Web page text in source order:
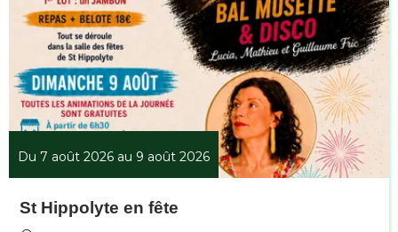
Du 7 août 2026 au 9 août 2026
St Hippolyte en fête